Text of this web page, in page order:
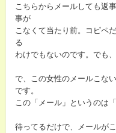
こちらからメールしても返
事が
こなくて当たり前。コピペ
る
わけでもないのです。でも
で、この女性のメールこな
です。
この「メール」というのは
待ってるだけで、メールが